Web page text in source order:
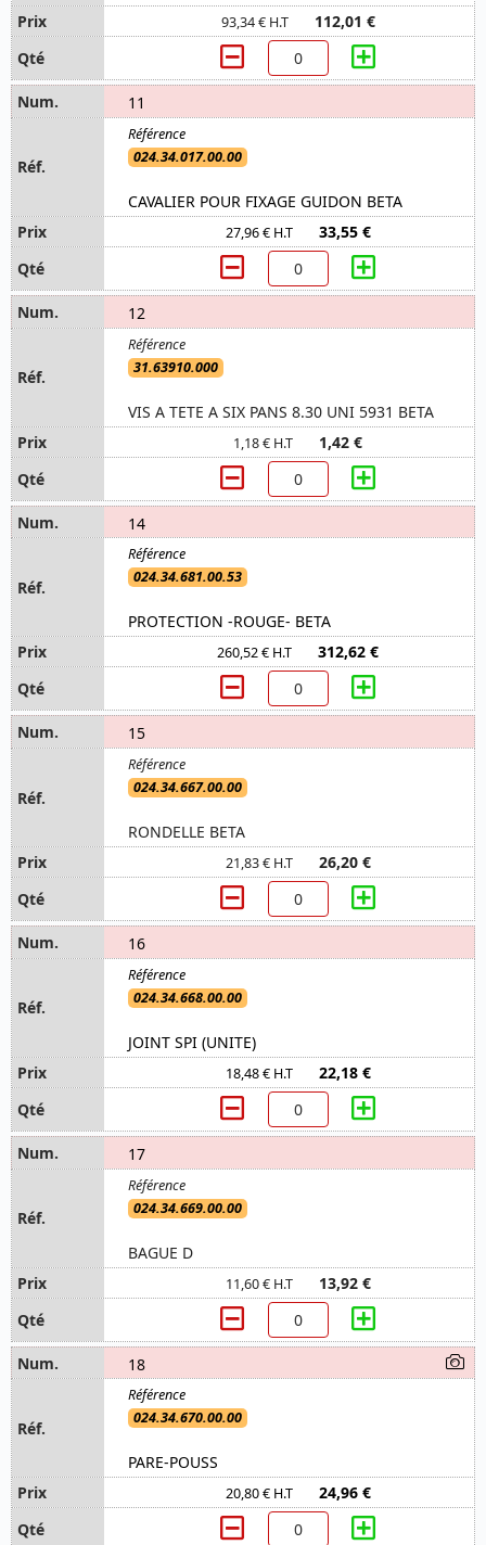
93,34 € H.T 112,01 €
11
024.34.017.00.00
CAVALIER POUR FIXAGE GUIDON BETA
27,96 € H.T 33,55 €
12
31.63910.000
VIS A TETE A SIX PANS 8.30 UNI 5931 BETA
1,18 € H.T 1,42 €
14
024.34.681.00.53
PROTECTION -ROUGE- BETA
260,52 € H.T 312,62 €
15
024.34.667.00.00
RONDELLE BETA
21,83 € H.T 26,20 €
16
024.34.668.00.00
JOINT SPI (UNITE)
18,48 € H.T 22,18 €
17
024.34.669.00.00
BAGUE D
11,60 € H.T 13,92 €
18
024.34.670.00.00
PARE-POUSS
20,80 € H.T 24,96 €